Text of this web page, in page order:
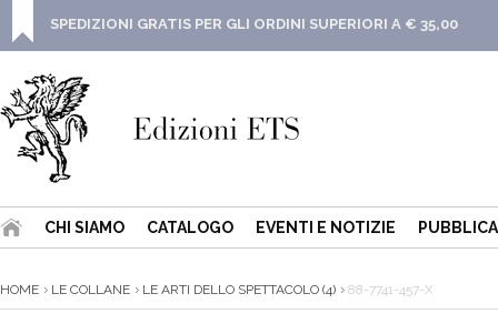
SPEDIZIONI GRATIS PER GLI ORDINI SUPERIORI A € 35,00
CHI SIAMO CATALOGO EVENTI E NOTIZIE
HOME LE COLLANE LE ARTI DELLO SPETTACOLO (4) 88-7741-457-X